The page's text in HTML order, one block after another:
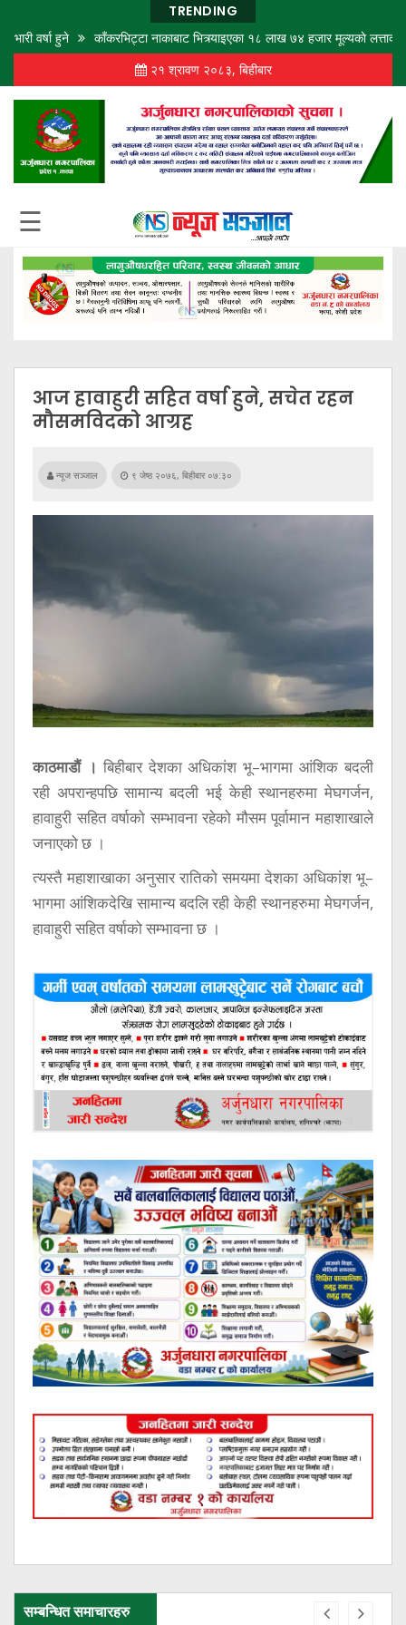
TRENDING
वर्षा हुने
काँकरभिट्टा नाकाबाट भित्र्याइएका १८ लाख ७४ हजार मूल्यकाे लत्ताकपडा
२१ श्रावण २०८३, बिहीबार
☰
आज हावाहुरी सहित वर्षा हुने, सचेत रहन
मौसमविदको आग्रह
न्यूज सञ्जाल ९ जेष्ठ २०७६, बिहीबार ०७:३०
काठमाडौं । बिहीबार देशका अधिकांश भू–भागमा आंशिक बदली
रही अपरान्हपछि सामान्य बदली भई केही स्थानहरुमा मेघगर्जन,
हावाहुरी सहित वर्षाको सम्भावना रहेको मौसम पूर्वामान महाशाखाले
जनाएको छ ।
त्यस्तै महाशाखाका अनुसार रातिको समयमा देशका अधिकांश भू–
भागमा आंशिकदेखि सामान्य बदलि रही केही स्थानहरुमा मेघगर्जन,
हावाहुरी सहित वर्षाको सम्भावना छ ।
सम्बन्धित समाचारहरु
पृष्ठ
समाज
विचार
शिक्षा
बजार
राजनीति
सूचना
प्रविधि
अन्तर्वार्ता
अन्तर्राष्ट्रिय